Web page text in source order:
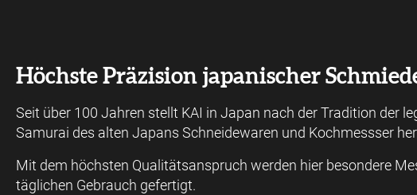
Höchste Präzision japanischer
Seit über 100 Jahren stellt KAI in Japan nach der Tradition der
Samurai des alten Japans Schneidewaren und Kochmessser
Mit dem höchsten Qualitätsanspruch werden hier besondere
täglichen Gebrauch gefertigt.